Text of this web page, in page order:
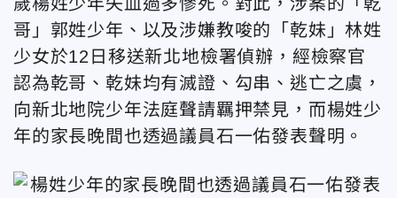
哥」郭姓少年、以及涉嫌教唆的「乾妹」林姓
少女於12日移送新北地檢署偵辦，經檢察官
認為乾哥、乾妹均有滅證、勾串、逃亡之虞，
向新北地院少年法庭聲請羈押禁見，而楊姓少
年的家長晚間也透過議員石一佑發表聲明。